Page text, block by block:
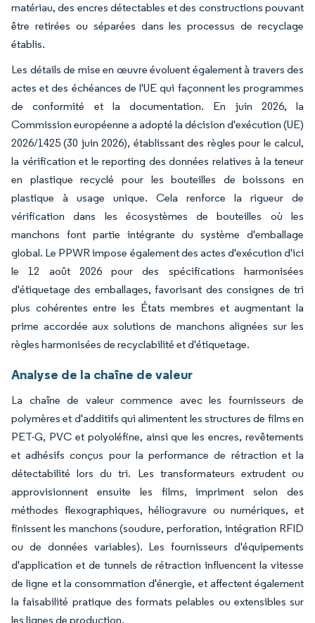
matériau, des encres détectables et des constructions pouvant
être retirées ou séparées dans les processus de recyclage
établis.
Les détails de mise en œuvre évoluent également à travers des
actes et des échéances de l'UE qui façonnent les programmes
de conformité et la documentation. En juin 2026, la
Commission européenne a adopté la décision d'exécution (UE)
2026/1425 (30 juin 2026), établissant des règles pour le calcul,
la vérification et le reporting des données relatives à la teneur
en plastique recyclé pour les bouteilles de boissons en
plastique à usage unique. Cela renforce la rigueur de
vérification dans les écosystèmes de bouteilles où les
manchons font partie intégrante du système d'emballage
global. Le PPWR impose également des actes d'exécution d'ici
le 12 août 2026 pour des spécifications harmonisées
d'étiquetage des emballages, favorisant des consignes de tri
plus cohérentes entre les États membres et augmentant la
prime accordée aux solutions de manchons alignées sur les
règles harmonisées de recyclabilité et d'étiquetage.
Analyse de la chaîne de valeur
La chaîne de valeur commence avec les fournisseurs de
polymères et d'additifs qui alimentent les structures de films en
PET-G, PVC et polyoléfine, ainsi que les encres, revêtements
et adhésifs conçus pour la performance de rétraction et la
détectabilité lors du tri. Les transformateurs extrudent ou
approvisionnent ensuite les films, impriment selon des
méthodes flexographiques, héliogravure ou numériques, et
finissent les manchons (soudure, perforation, intégration RFID
ou de données variables). Les fournisseurs d'équipements
d'application et de tunnels de rétraction influencent la vitesse
de ligne et la consommation d'énergie, et affectent également
la faisabilité pratique des formats pelables ou extensibles sur
les lignes de production.